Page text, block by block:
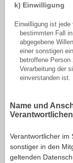
k) Einwilligung
Einwilligung ist
bestimmten Fall
abgegebene
einer sonstigen
betroffene
Verarbeitung der
einverstanden ist.
Name und
Verantwortlichen
Verantwortlicher im
sonstiger in den
geltenden